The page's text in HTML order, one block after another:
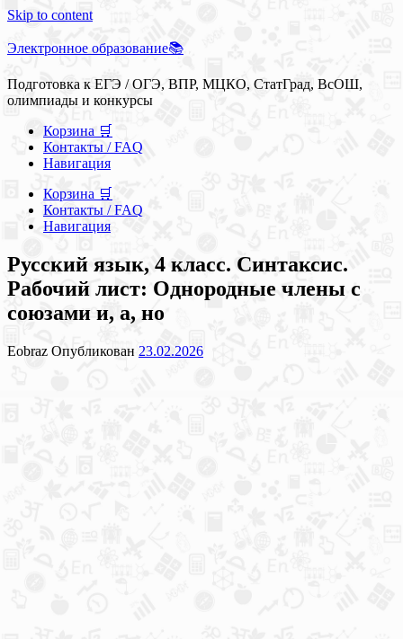
Skip to content
Электронное образование📚
Подготовка к ЕГЭ / ОГЭ, ВПР, МЦКО, СтатГрад, ВсОШ,
олимпиады и конкурсы
Корзина 🛒
Контакты / FAQ
Навигация
Корзина 🛒
Контакты / FAQ
Навигация
Русский язык, 4 класс. Синтаксис.
Рабочий лист: Однородные члены с
союзами и, а, но
Eobraz Опубликован 23.02.2026